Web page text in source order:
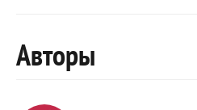
Авторы